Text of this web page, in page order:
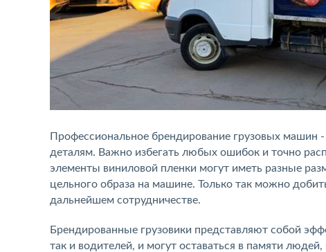
Профессиональное брендирование грузовых машин
деталям. Важно избегать любых ошибок и точно
элементы виниловой пленки могут иметь разные
цельного образа на машине. Только так можно
дальнейшем сотрудничестве.
Брендированные грузовики представляют собой
так и водителей, и могут оставаться в памяти